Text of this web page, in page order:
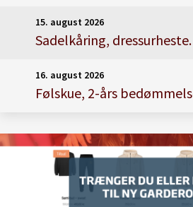
15. august 2026
Sadelkåring, dressurheste.
16. august 2026